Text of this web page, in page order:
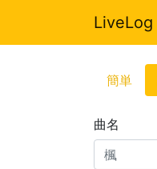
LiveLog
簡単
曲名